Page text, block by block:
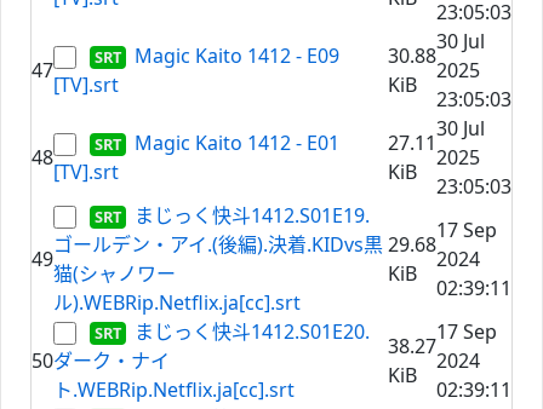
23:05:03
47
Magic Kaito 1412 - E09
[TV].srt
30.88
KiB
30 Jul
2025
23:05:03
48
Magic Kaito 1412 - E01
[TV].srt
27.11
KiB
30 Jul
2025
23:05:03
49
まじっく快斗1412.S01E19.
ゴールデン・アイ.(後編).決着.KIDvs黒
猫(シャノワー
ル).WEBRip.Netflix.ja[cc].srt
29.68
KiB
17 Sep
2024
02:39:11
50
まじっく快斗1412.S01E20.
ダーク・ナイ
ト.WEBRip.Netflix.ja[cc].srt
38.27
KiB
17 Sep
2024
02:39:11